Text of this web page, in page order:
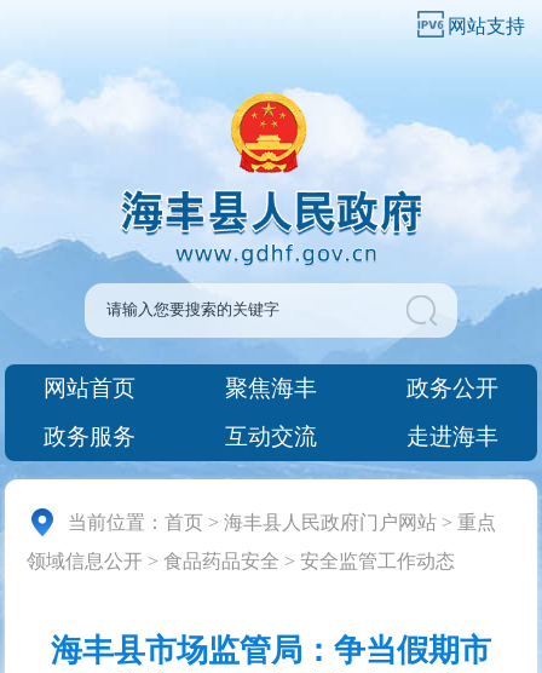
网站支持
网站首页 聚焦海丰
政务公开
政务服务
互动交流 走进海丰
当前位置：首页 >海丰县人民政府门户网站 >重点
领域信息公开 >食品药品安全 >安全监管工作动态
海丰县市场监管局：争当假期市